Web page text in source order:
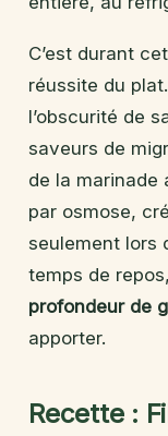
C’est durant
réussite du
l’obscurité de
saveurs de
de la marinade
par osmose,
seulement lors
temps de
profondeur de
apporter.
Recette :